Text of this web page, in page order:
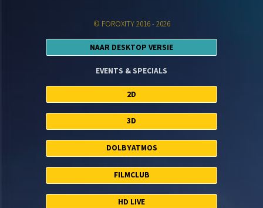
© FOROXITY 2016 - 2026
NAAR DESKTOP VERSIE
EVENTS & SPECIALS
2D
3D
DOLBYATMOS
FILMCLUB
HD LIVE